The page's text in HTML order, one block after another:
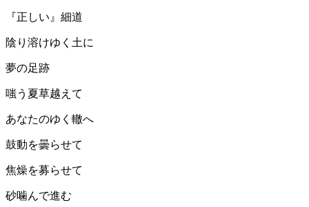
『正しい』細道
陰り溶けゆく土に
夢の足跡
嗤う夏草越えて
あなたのゆく轍へ
鼓動を曇らせて
焦燥を募らせて
砂噛んで進む